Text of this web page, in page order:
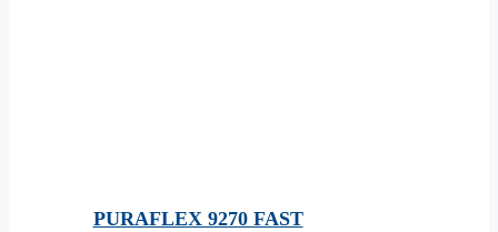
PURAFLEX 9270 FAST